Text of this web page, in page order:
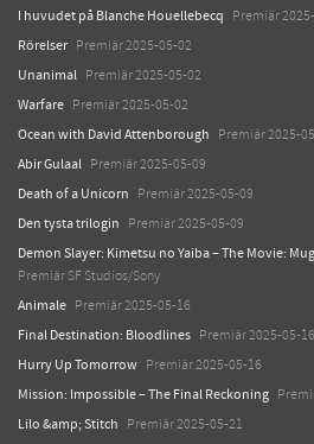
I huvudet på Blanche Houellebecq Premiär
Rörelser Premiär 2025-05-02
Unanimal Premiär 2025-05-02
Warfare Premiär 2025-05-02
Ocean with David Attenborough Premiär 2025-
Abir Gulaal Premiär 2025-05-09
Death of a Unicorn Premiär 2025-05-09
Den tysta trilogin Premiär 2025-05-09
Demon Slayer: Kimetsu no Yaiba – The Movie:
Premiär SF Studios/Sony
Animale Premiär 2025-05-16
Final Destination: Bloodlines Premiär 2025-05-16
Hurry Up Tomorrow Premiär 2025-05-16
Mission: Impossible – The Final Reckoning
Lilo &amp; Stitch Premiär 2025-05-21